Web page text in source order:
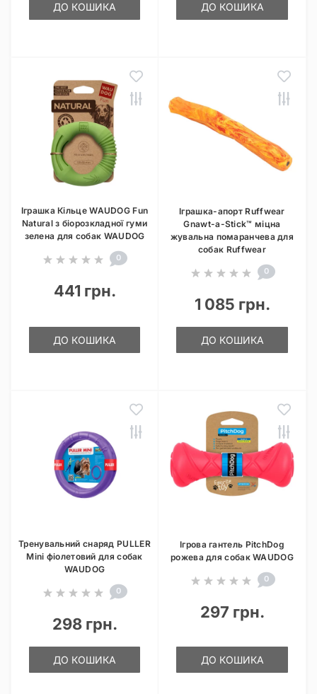
ДО КОШИКА ДО КОШИКА
Іграшка Кільце WAUDOG Fun
Natural з біорозкладної гуми
зелена для собак WAUDOG
0
441 грн.
ДО КОШИКА
Іграшка-апорт Ruffwear
Gnawt-a-Stick™ міцна
жувальна помаранчева для
собак Ruffwear
0
1 085 грн.
ДО КОШИКА
Тренувальний снаряд PULLER
Mini фіолетовий для собак
WAUDOG
0
298 грн.
ДО КОШИКА
Ігрова гантель PitchDog
рожева для собак WAUDOG
0
297 грн.
ДО КОШИКА